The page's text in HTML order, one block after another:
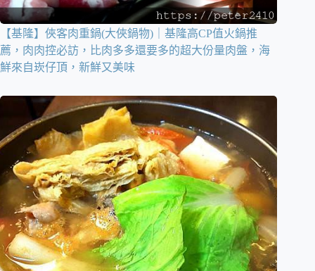
【基隆】俠客肉重鍋(大俠鍋物)｜基隆高CP值火鍋推
薦，肉肉控必訪，比肉多多還要多的超大份量肉盤，海
鮮來自崁仔頂，新鮮又美味